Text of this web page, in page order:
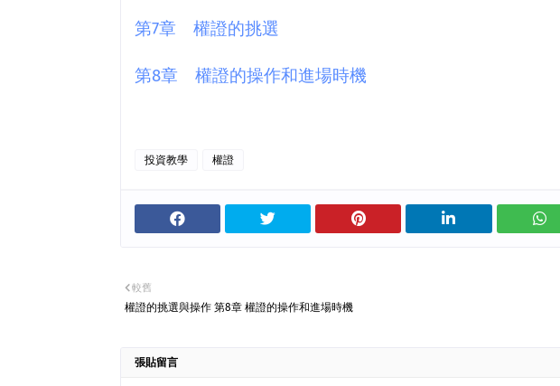
第7章 權證的挑選
第8章 權證的操作和進場時機
投資教學 權證
較舊
權證的挑選與操作 第8章 權證的操作和進場時機
張貼留言